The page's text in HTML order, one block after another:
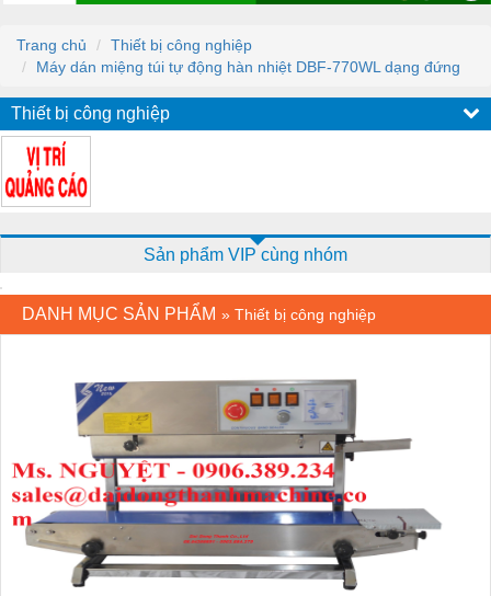
Trang chủ
Thiết bị công nghiệp
Máy dán miệng túi tự động hàn nhiệt DBF-770WL dạng đứng
Thiết bị công nghiệp
Sản phẩm VIP cùng nhóm
DANH MỤC SẢN PHẨM » Thiết bị công nghiệp